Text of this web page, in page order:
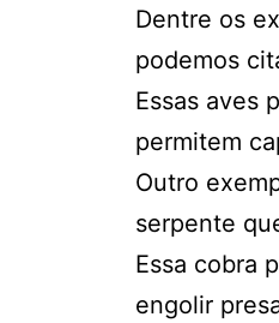
Dentre os
podemos
Essas aves
permitem
Outro
serpente
Essa cobra
engolir